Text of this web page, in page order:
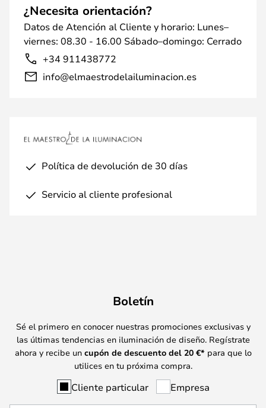
¿Necesita orientación?
Datos de Atención al Cliente y horario: Lunes–
viernes: 08.30 - 16.00 Sábado–domingo: Cerrado
+34 911438772
info@elmaestrodelailuminacion.es
Política de devolución de 30 días
Servicio al cliente profesional
Boletín
Sé el primero en conocer nuestras promociones exclusivas y
las últimas tendencias en iluminación de diseño. Regístrate
ahora y recibe un cupón de descuento del 20 €* para que lo
utilices en tu próxima compra.
Cliente particular Empresa